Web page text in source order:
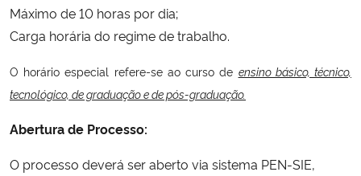
Secretaria de Governo
Máximo de 10 horas por dia;
Carga horária do regime de trabalho.
O horário especial refere-se ao curso de ensino básico, técnico,
tecnológico, de graduação e de pós-graduação.
Abertura de Processo:
O processo deverá ser aberto via sistema PEN-SIE,